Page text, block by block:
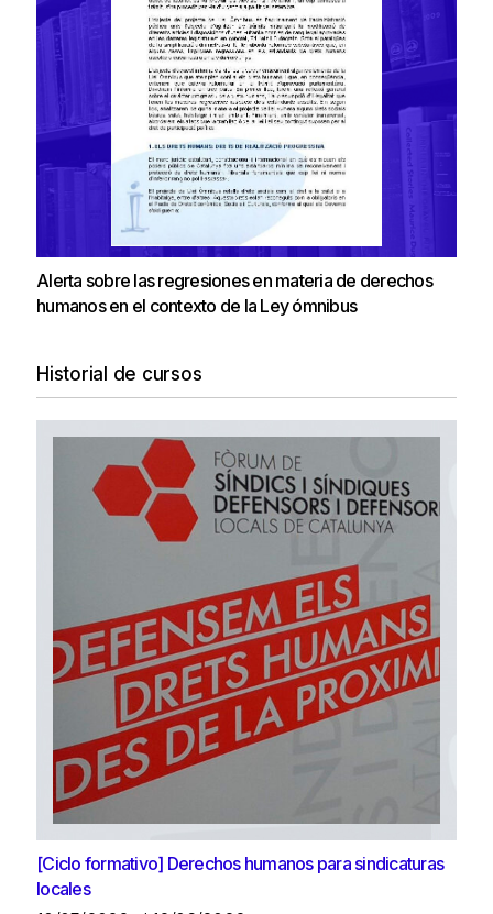
Alerta sobre las regresiones en materia de derechos
humanos en el contexto de la Ley ómnibus
Historial de cursos
[Ciclo formativo] Derechos humanos para sindicaturas
locales